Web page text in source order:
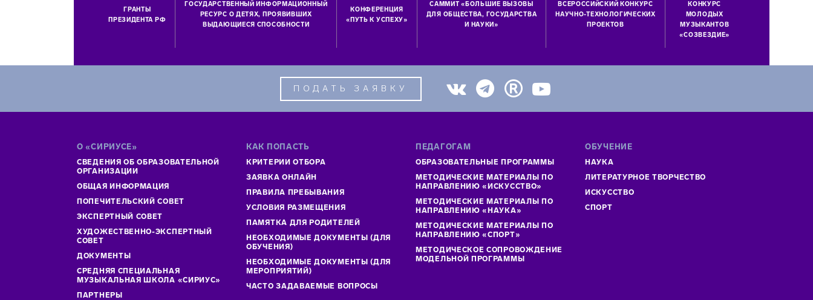
ГРАНТЫ
ПРЕЗИДЕНТА РФ
ГОСУДАРСТВЕННЫЙ ИНФОРМАЦИОННЫЙ
РЕСУРС О ДЕТЯХ, ПРОЯВИВШИХ
ВЫДАЮЩИЕСЯ СПОСОБНОСТИ
КОНФЕРЕНЦИЯ
«ПУТЬ К УСПЕХУ»
САММИТ «БОЛЬШИЕ ВЫЗОВЫ
ДЛЯ ОБЩЕСТВА, ГОСУДАРСТВА
И НАУКИ»
ВСЕРОССИЙСКИЙ КОНКУРС
НАУЧНО-ТЕХНОЛОГИЧЕСКИХ
ПРОЕКТОВ
КОНКУРС
МОЛОДЫХ
МУЗЫКАНТОВ
«СОЗВЕЗДИЕ»
ПОДАТЬ ЗАЯВКУ
О «СИРИУСЕ»
СВЕДЕНИЯ ОБ ОБРАЗОВАТЕЛЬНОЙ
ОРГАНИЗАЦИИ
ОБЩАЯ ИНФОРМАЦИЯ
ПОПЕЧИТЕЛЬСКИЙ СОВЕТ
ЭКСПЕРТНЫЙ СОВЕТ
ХУДОЖЕСТВЕННО-ЭКСПЕРТНЫЙ
СОВЕТ
ДОКУМЕНТЫ
СРЕДНЯЯ СПЕЦИАЛЬНАЯ
МУЗЫКАЛЬНАЯ ШКОЛА «СИРИУС»
ПАРТНЕРЫ
КАК ПОПАСТЬ
КРИТЕРИИ ОТБОРА
ЗАЯВКА ОНЛАЙН
ПРАВИЛА ПРЕБЫВАНИЯ
УСЛОВИЯ РАЗМЕЩЕНИЯ
ПАМЯТКА ДЛЯ РОДИТЕЛЕЙ
НЕОБХОДИМЫЕ ДОКУМЕНТЫ (ДЛЯ
ОБУЧЕНИЯ)
НЕОБХОДИМЫЕ ДОКУМЕНТЫ (ДЛЯ
МЕРОПРИЯТИЙ)
ЧАСТО ЗАДАВАЕМЫЕ ВОПРОСЫ
ПЕДАГОГАМ
ОБРАЗОВАТЕЛЬНЫЕ ПРОГРАММЫ
МЕТОДИЧЕСКИЕ МАТЕРИАЛЫ ПО
НАПРАВЛЕНИЮ «ИСКУССТВО»
МЕТОДИЧЕСКИЕ МАТЕРИАЛЫ ПО
НАПРАВЛЕНИЮ «НАУКА»
МЕТОДИЧЕСКИЕ МАТЕРИАЛЫ ПО
НАПРАВЛЕНИЮ «СПОРТ»
МЕТОДИЧЕСКОЕ СОПРОВОЖДЕНИЕ
МОДЕЛЬНОЙ ПРОГРАММЫ
ОБУЧЕНИЕ
НАУКА
ЛИТЕРАТУРНОЕ ТВОРЧЕСТВО
ИСКУСCТВО
СПОРТ